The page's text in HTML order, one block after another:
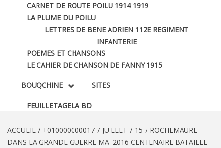
CARNET DE ROUTE POILU 1914 1919
LA PLUME DU POILU
LETTRES DE BENE ADRIEN 112E REGIMENT
INFANTERIE
POEMES ET CHANSONS
LE CAHIER DE CHANSON DE FANNY 1915
BOUQCHINE
FEUILLETAGELA BD
SITES
ACCUEIL +010000000017 JUILLET 15
ROCHEMAURE
DANS LA GRANDE GUERRE MAI 2016 CENTENAIRE BATAILLE